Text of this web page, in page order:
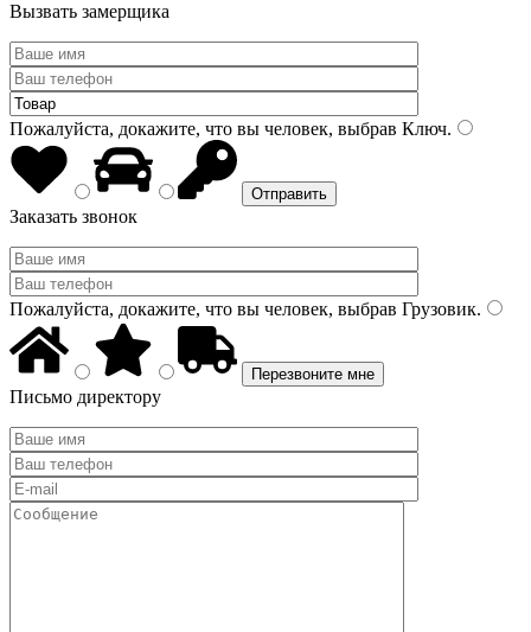
Вызвать замерщика
Пожалуйста, докажите, что вы человек, выбрав Ключ.
Заказать звонок
Пожалуйста, докажите, что вы человек, выбрав Грузовик.
Письмо директору